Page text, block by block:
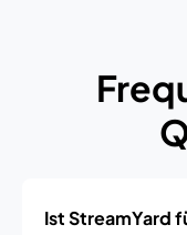
Ist StreamYard